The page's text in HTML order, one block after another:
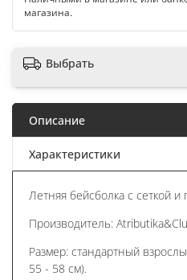
магазина.
Выбрать
Описание
Характеристики
Летняя бейсболка с сеткой
Производитель:
Размер: стандартный
55 - 58 см).